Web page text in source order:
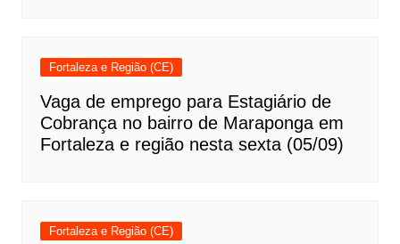
Fortaleza e Região (CE)
Vaga de emprego para Estagiário de
Cobrança no bairro de Maraponga em
Fortaleza e região nesta sexta (05/09)
Fortaleza e Região (CE)